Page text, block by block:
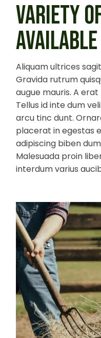
VARIETY
AVAILABLE
Aliquam ultrices
Gravida rutrum
augue mauris. A
Tellus id inte dum
arcu tinc dunt.
placerat in egestas
adipiscing biben
Malesuada proin
interdum varius